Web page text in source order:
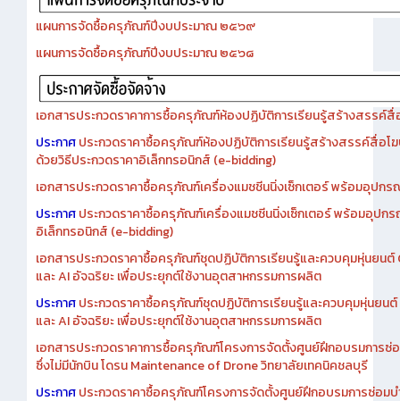
แผนการจัดซื้อครุภัณฑ์ปีงบประมาณ ๒๕๖๙
แผนการจัดซื้อครุภัณฑ์ปีงบประมาณ ๒๕๖๘
เอกสารประกวดราคาการซื้อครุภัณฑ์ห้องปฏิบัติการเรียนรู้สร้างสรรค์
ประกาศ ประกวดราคาซื้อครุภัณฑ์ห้องปฏิบัติการเรียนรู้สร้างสรรค์สื่อโ
ด้วยวิธีประกวดราคาอิเล็กทรอนิกส์ (e-bidding)
เอกสารประกวดราคาซื้อครุภัณฑ์เครื่องแมชชีนนิ่งเซ็กเตอร์ พร้อมอุปก
ประกาศประกวดราคาซื้อครุภัณฑ์เครื่องแมชชีนนิ่งเซ็กเตอร์ พร้อมอุปก
อิเล็กทรอนิกส์ (e-bidding)
เอกสารประกวดราคาซื้อครุภัณฑ์ชุดปฏิบัติการเรียนรู้และควบคุมหุ่นยน
และ AI อัจฉริยะ เพื่อประยุกต์ใช้งานอุตสาหกรรมการผลิต
ประกาศประกวดราคาซื้อครุภัณฑ์ชุดปฏิบัติการเรียนรู้และควบคุมหุ่นยน
และ AI อัจฉริยะ เพื่อประยุกต์ใช้งานอุตสาหกรรมการผลิต
เอกสารประกวดราคาการซื้อครุภัณฑ์โครงการจัดตั้งศูนย์ฝึกอบรมการซ่
ซึ่งไม่มีนักบิน โดรน Maintenance of Drone วิทยาลัยเทคนิคชลบุรี